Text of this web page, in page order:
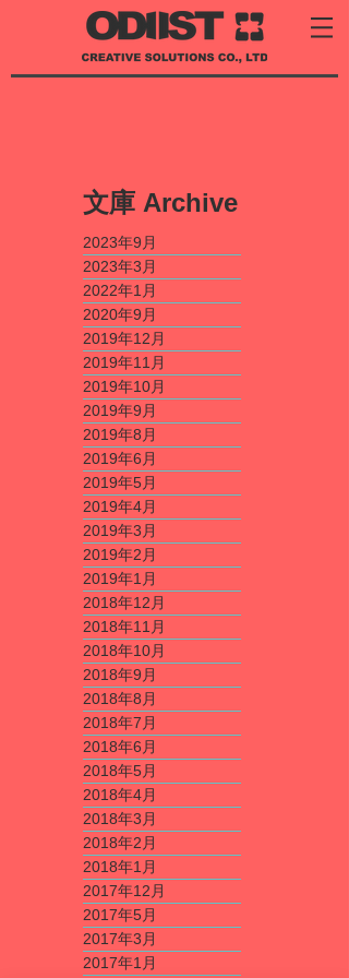
​文庫 Archive
2023年9月
2023年3月
2022年1月
2020年9月
2019年12月
2019年11月
2019年10月
2019年9月
2019年8月
2019年6月
2019年5月
2019年4月
2019年3月
2019年2月
2019年1月
2018年12月
2018年11月
2018年10月
2018年9月
2018年8月
2018年7月
2018年6月
2018年5月
2018年4月
2018年3月
2018年2月
2018年1月
2017年12月
2017年5月
2017年3月
2017年1月